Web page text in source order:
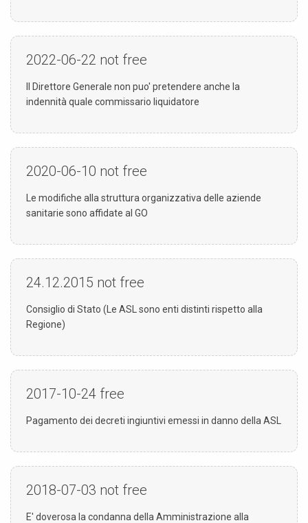
2022-06-22 not free
Il Direttore Generale non puo' pretendere anche la
indennità quale commissario liquidatore
2020-06-10 not free
Le modifiche alla struttura organizzativa delle aziende
sanitarie sono affidate al GO
24.12.2015 not free
Consiglio di Stato (Le ASL sono enti distinti rispetto alla
Regione)
2017-10-24 free
Pagamento dei decreti ingiuntivi emessi in danno della ASL
2018-07-03 not free
E' doverosa la condanna della Amministrazione alla